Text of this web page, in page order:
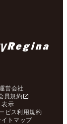
営会社
員規約
表示
ビス利用規約
イトマップ